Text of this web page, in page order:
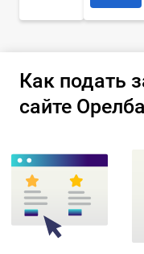
Как подать
сайте